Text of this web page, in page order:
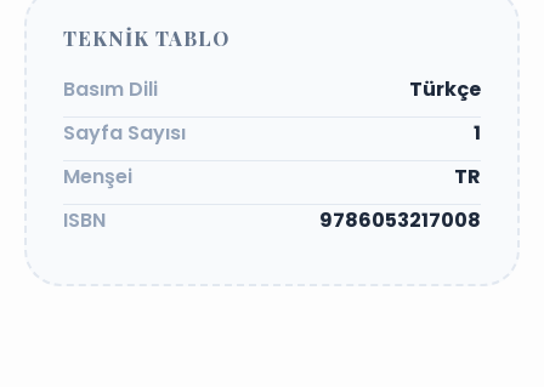
TEKNIK TABLO
Basım Dili
Türkçe
Sayfa Sayısı
1
Menşei
TR
ISBN
9786053217008